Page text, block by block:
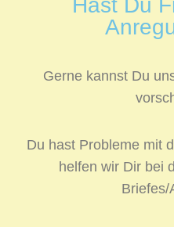
Hast Du
Gerne kannst Du
Du hast Probleme mit
helfen wir Dir bei
Briefes/